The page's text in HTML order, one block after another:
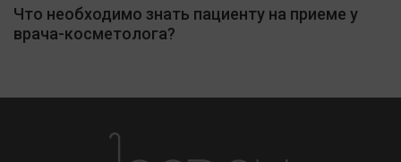
Что необходимо знать пациенту на приеме у
врача-косметолога?